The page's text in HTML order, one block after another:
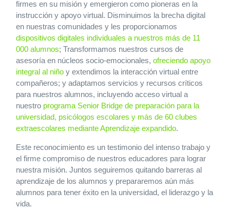
firmes en su misión y emergieron como pioneras en la
instrucción y apoyo virtual. Disminuimos la brecha digital
en nuestras comunidades y les proporcionamos
dispositivos digitales individuales a nuestros más de 11
000 alumnos; Transformamos nuestros cursos de
asesoría en núcleos socio-emocionales, ofreciendo apoyo
integral al niñoy extendimos la interacción virtual entre
compañeros; y adaptamos servicios y recursos críticos
para nuestros alumnos, incluyendo acceso virtual a
nuestro programa Senior Bridge de preparación para la
universidad, psicólogos escolares y más de 60 clubes
extraescolares mediante Aprendizaje expandido.
Este reconocimiento es un testimonio del intenso trabajo y
el firme compromiso de nuestros educadores para lograr
nuestra misión. Juntos seguiremos quitando barreras al
aprendizaje de los alumnos y prepararemos aún más
alumnos para tener éxito en la universidad, el liderazgo y la
vida.